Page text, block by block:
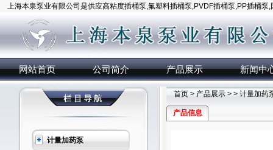
上海本泉泵业有限公司是供应高粘度插桶泵,氟塑料插桶泵,PVDF插桶泵,PP插桶泵
网站首页 公司简介 产品展示 新闻中
计量加药泵
首页 > 产品展示 > > 计量加药
产品信息